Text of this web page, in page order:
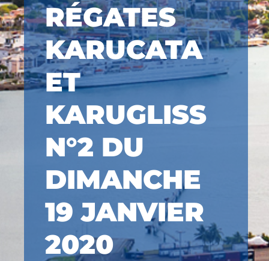
RÉGATES
KARUCATA
ET
KARUGLISS
N°2 DU
DIMANCHE
19 JANVIER
2020